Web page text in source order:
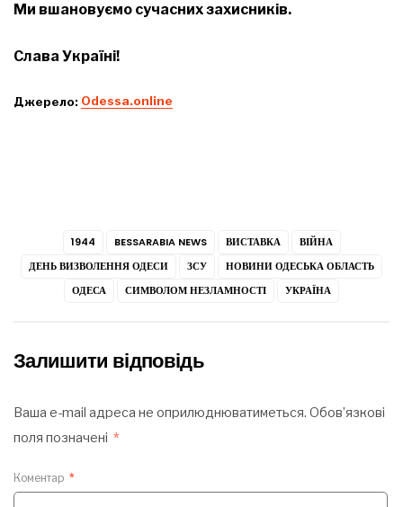
Ми вшановуємо сучасних захисників.
Слава Україні!
Джерело: Оdessa.online
1944 BESSARABIA NEWS ВИСТАВКА
ВІЙНА
ДЕНЬ ВИЗВОЛЕННЯ ОДЕСИ
ЗСУ
НОВИНИ ОДЕСЬКА ОБЛАСТЬ
ОДЕСА
СИМВОЛОМ НЕЗЛАМНОСТІ УКРАЇНА
Залишити відповідь
Ваша e-mail адреса не оприлюднюватиметься. Обов’язкові
поля позначені *
Коментар *